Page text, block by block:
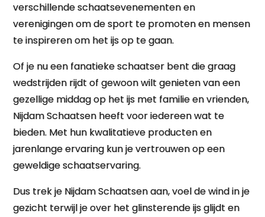
verschillende schaatsevenementen en
verenigingen om de sport te promoten en mensen
te inspireren om het ijs op te gaan.
Of je nu een fanatieke schaatser bent die graag
wedstrijden rijdt of gewoon wilt genieten van een
gezellige middag op het ijs met familie en vrienden,
Nijdam Schaatsen heeft voor iedereen wat te
bieden. Met hun kwalitatieve producten en
jarenlange ervaring kun je vertrouwen op een
geweldige schaatservaring.
Dus trek je Nijdam Schaatsen aan, voel de wind in je
gezicht terwijl je over het glinsterende ijs glijdt en